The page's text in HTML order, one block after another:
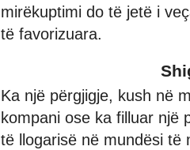
mirëkuptimi do të jetë i
të favorizuara.
Ka një përgjigje, kush në
kompani ose ka filluar një
të llogarisë në mundësi të